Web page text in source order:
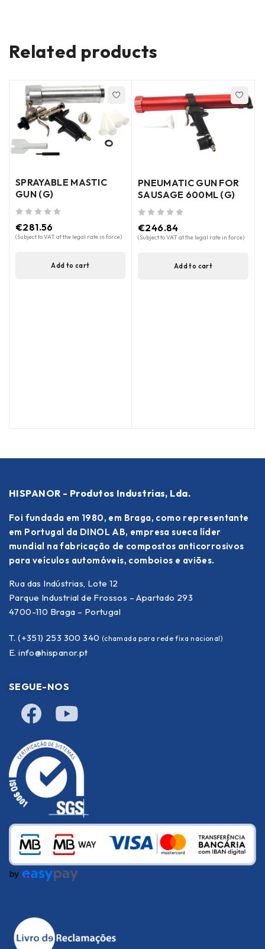
Related products
SPRAYABLE MASTIC
GUN (G)
€281.56
(Subject to VAT at the legal rate in force)
Add to cart
PNEUMATIC GUN FOR
SAUSAGE 600ML (G)
€246.84
(Subject to VAT at the legal rate in force)
Add to cart
HISPANOR - Produtos Industrias, Lda.
Foi fundada em 1980, em Braga, como representante
em Portugal da DINOL AB, empresa sueca líder
mundial na fabricação de compostos anticorrosivos
para veículos automóveis, comboios e aviões.
Rua das Indústrias, Lote 12
Parque Industrial de Frossos – Apartado 293
4700-110 Braga – Portugal
T. (+351) 253 300 340 (chamada para rede fixa nacional)
E. info@hispanor.pt
SEGUE-NOS